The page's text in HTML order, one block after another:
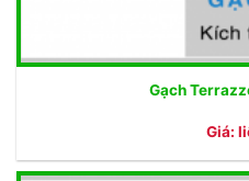
Gạch
Giá: